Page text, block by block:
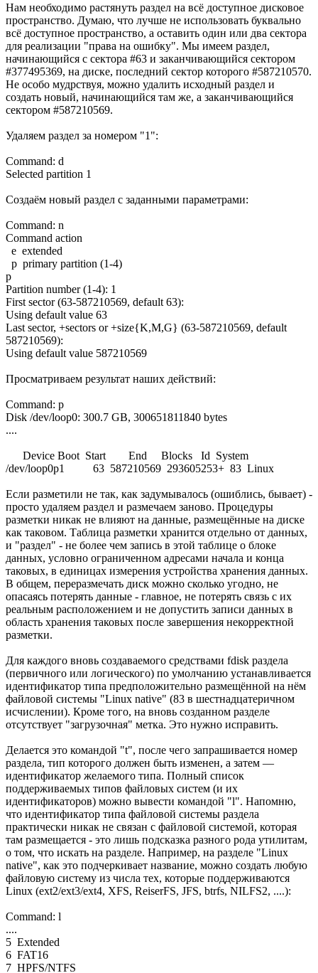
Нам необходимо растянуть раздел на всё доступное дисковое
пространство. Думаю, что лучше не использовать буквально
всё доступное пространство, а оставить один или два сектора
для реализации "права на ошибку". Мы имеем раздел,
начинающийся с сектора #63 и заканчивающийся сектором
#377495369, на диске, последний сектор которого #587210570.
Не особо мудрствуя, можно удалить исходный раздел и
создать новый, начинающийся там же, а заканчивающийся
сектором #587210569.
Удаляем раздел за номером "1":
Command: d
Selected partition 1
Создаём новый раздел с заданными параметрами:
Command: n
Command action
e extended
p primary partition (1-4)
p
Partition number (1-4): 1
First sector (63-587210569, default 63):
Using default value 63
Last sector, +sectors or +size{K,M,G} (63-587210569, default
587210569):
Using default value 587210569
Просматриваем результат наших действий:
Command: p
Disk /dev/loop0: 300.7 GB, 300651811840 bytes
....
Device Boot Start End Blocks Id System
/dev/loop0p1 63 587210569 293605253+ 83 Linux
Если разметили не так, как задумывалось (ошиблись, бывает) -
просто удаляем раздел и размечаем заново. Процедуры
разметки никак не влияют на данные, размещённые на диске
как таковом. Таблица разметки хранится отдельно от данных,
и "раздел" - не более чем запись в этой таблице о блоке
данных, условно ограниченном адресами начала и конца
таковых, в единицах измерения устройства хранения данных.
В общем, переразмечать диск можно сколько угодно, не
опасаясь потерять данные - главное, не потерять связь с их
реальным расположением и не допустить записи данных в
область хранения таковых после завершения некорректной
разметки.
Для каждого вновь создаваемого средствами fdisk раздела
(первичного или логического) по умолчанию устанавливается
идентификатор типа предположительно размещённой на нём
файловой системы "Linux native" (83 в шестнадцатеричном
исчислении). Кроме того, на вновь созданном разделе
отсутствует "загрузочная" метка. Это нужно исправить.
Делается это командой "t", после чего запрашивается номер
раздела, тип которого должен быть изменен, а затем —
идентификатор желаемого типа. Полный список
поддерживаемых типов файловых систем (и их
идентификаторов) можно вывести командой "l". Напомню,
что идентификатор типа файловой системы раздела
практически никак не связан с файловой системой, которая
там размещается - это лишь подсказка разного рода утилитам,
о том, что искать на разделе. Например, на разделе "Linux
native", как это подчеркивает название, можно создать любую
файловую систему из числа тех, которые поддерживаются
Linux (ext2/ext3/ext4, XFS, ReiserFS, JFS, btrfs, NILFS2, ....):
Command: l
....
5 Extended
6 FAT16
7 HPFS/NTFS